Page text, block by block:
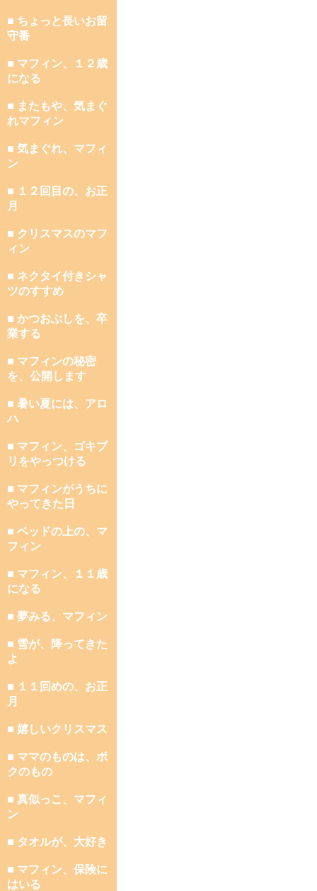
■ ちょっと長いお留
守番
■ マフィン、１２歳
になる
■ またもや、気まぐ
れマフィン
■ 気まぐれ、マフィ
ン
■ １２回目の、お正
月
■ クリスマスのマフ
ィン
■ ネクタイ付きシャ
ツのすすめ
■ かつおぶしを、卒
業する
■ マフィンの秘密
を、公開します
■ 暑い夏には、アロ
ハ
■ マフィン、ゴキブ
リをやっつける
■ マフィンがうちに
やってきた日
■ ベッドの上の、マ
フィン
■ マフィン、１１歳
になる
■ 夢みる、マフィン
■ 雪が、降ってきた
よ
■ １１回めの、お正
月
■ 嬉しいクリスマス
■ ママのものは、ボ
クのもの
■ 真似っこ、マフィ
ン
■ タオルが、大好き
■ マフィン、保険に
はいる